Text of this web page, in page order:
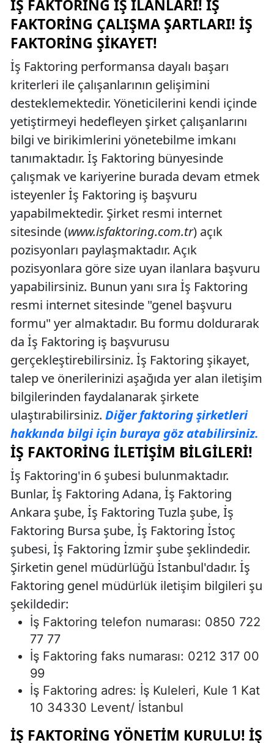
İŞ FAKTORING İŞ İLANLARI! İŞ
FAKTORING ÇALIŞMA ŞARTLARI! İŞ
FAKTORING ŞIKAYET!
İş Faktoring performansa dayalı başarı
kriterleri ile çalışanlarının gelişimini
desteklemektedir. Yöneticilerini kendi içinde
yetiştirmeyi hedefleyen şirket çalışanlarını
bilgi ve birikimlerini yönetebilme imkanı
tanımaktadır. İş Faktoring bünyesinde
çalışmak ve kariyerine burada devam etmek
isteyenler İş Faktoring iş başvuru
yapabilmektedir. Şirket resmi internet
sitesinde (www.isfaktoring.com.tr) açık
pozisyonları paylaşmaktadır. Açık
pozisyonlara göre size uyan ilanlara başvuru
yapabilirsiniz. Bunun yanı sıra İş Faktoring
resmi internet sitesinde "genel başvuru
formu" yer almaktadır. Bu formu doldurarak
da İş Faktoring iş başvurusu
gerçekleştirebilirsiniz. İş Faktoring şikayet,
talep ve önerilerinizi aşağıda yer alan iletişim
bilgilerinden faydalanarak şirkete
ulaştırabilirsiniz. Diğer faktoring şirketleri
hakkında bilgi için buraya göz atabilirsiniz.
İŞ FAKTORING İLETIŞIM BILGILERI!
İş Faktoring'in 6 şubesi bulunmaktadır.
Bunlar, İş Faktoring Adana, İş Faktoring
Ankara şube, İş Faktoring Tuzla şube, İş
Faktoring Bursa şube, İş Faktoring İstoç
şubesi, İş Faktoring İzmir şube şeklindedir.
Şirketin genel müdürlüğü İstanbul'dadır. İş
Faktoring genel müdürlük iletişim bilgileri şu
şekildedir:
İş Faktoring telefon numarası: 0850 722
77 77
İş Faktoring faks numarası: 0212 317 00
99
İş Faktoring adres: İş Kuleleri, Kule 1 Kat
10 34330 Levent/ İstanbul
İŞ FAKTORING YÖNETIM KURULU! İŞ